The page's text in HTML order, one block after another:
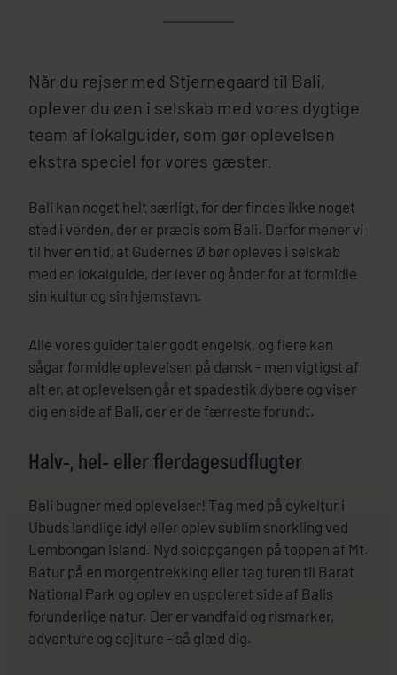
Når du rejser med Stjernegaard til Bali,
oplever du øen i selskab med vores dygtige
team af lokalguider, som gør oplevelsen
ekstra speciel for vores gæster.
Bali kan noget helt særligt, for der findes ikke noget
sted i verden, der er præcis som Bali. Derfor mener vi
til hver en tid, at Gudernes Ø bør opleves i selskab
med en lokalguide, der lever og ånder for at formidle
sin kultur og sin hjemstavn.
Alle vores guider taler godt engelsk, og flere kan
sågar formidle oplevelsen på dansk - men vigtigst af
alt er, at oplevelsen går et spadestik dybere og viser
dig en side af Bali, der er de færreste forundt.
Halv-, hel- eller flerdagesudflugter
Bali bugner med oplevelser! Tag med på cykeltur i
Ubuds landlige idyl eller oplev sublim snorkling ved
Lembongan Island. Nyd solopgangen på toppen af Mt.
Batur på en morgentrekking eller tag turen til Barat
National Park og oplev en uspoleret side af Balis
forunderlige natur. Der er vandfald og rismarker,
adventure og sejlture - så glæd dig.